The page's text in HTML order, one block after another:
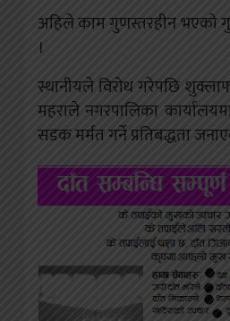
अहिले काम गुणस्तरहीन भएको
।
स्थानीयले विरोध गरेपछि
महराले नगरपालिका
सडक मर्मत गर्ने प्रतिबद्धता